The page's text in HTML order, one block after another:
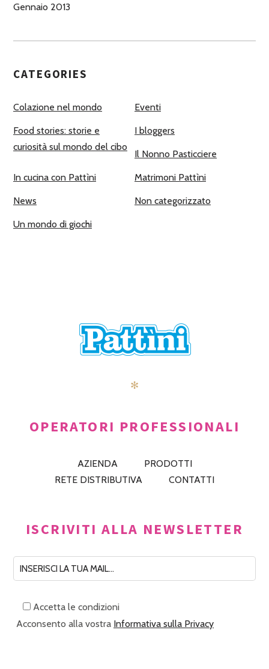
Gennaio 2013
CATEGORIES
Colazione nel mondo Eventi
Food stories: storie e
curiosità sul mondo del cibo
I bloggers
Il Nonno Pasticciere
In cucina con Pattìni Matrimoni Pattìni
News Non categorizzato
Un mondo di giochi
✻
OPERATORI PROFESSIONALI
AZIENDA
PRODOTTI
RETE DISTRIBUTIVA
CONTATTI
ISCRIVITI ALLA NEWSLETTER
Accetta le condizioni
Acconsento alla vostra Informativa sulla Privacy